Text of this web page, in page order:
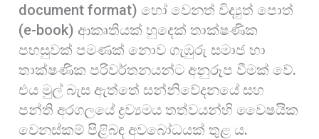
document format) හෝ වෙනත් විද්‍යුත් පොත්
(e-book) ආකෘතියක් හුදෙක් තාක්ෂණික
පහසුවක් පමණක් නොව ගැඹුරු සමාජ හා
තාක්ෂණික පරිවර්තනයන්ට අනුරූප වීමක් වේ.
එය මුල් බැස ඇත්තේ සන්නිවේදනයේ සහ
පන්ති අරගලයේ ද්‍රව්‍යමය තත්වයන්හි වෛෂයික
වෙනස්කම් පිළිබඳ අවබෝධයක් තුළ ය.